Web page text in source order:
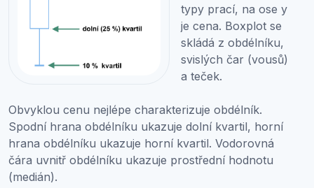
typy prací, na ose y
je cena. Boxplot se
skládá z obdélníku,
svislých čar (vousů)
a teček.
Obvyklou cenu nejlépe charakterizuje obdélník.
Spodní hrana obdélníku ukazuje dolní kvartil, horní
hrana obdélníku ukazuje horní kvartil. Vodorovná
čára uvnitř obdélníku ukazuje prostřední hodnotu
(medián).